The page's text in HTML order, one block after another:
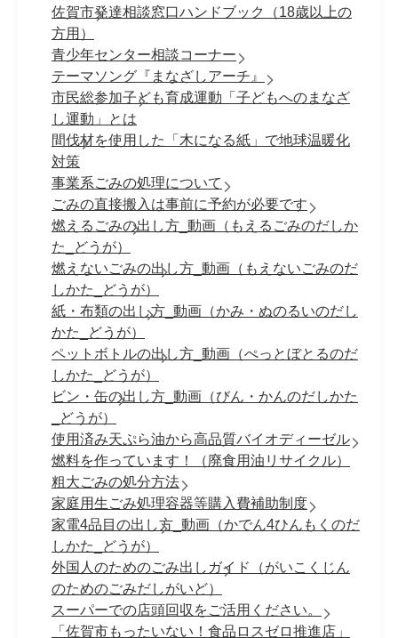
佐賀市発達相談窓口ハンドブック（18歳以上の
方用）
青少年センター相談コーナー
テーマソング『まなざしアーチ』
市民総参加子ども育成運動「子どもへのまなざ
し運動」とは
間伐材を使用した「木になる紙」で地球温暖化
対策
事業系ごみの処理について
ごみの直接搬入は事前に予約が必要です
燃えるごみの出し方_動画（もえるごみのだしか
た_どうが）
燃えないごみの出し方_動画（もえないごみのだ
しかた_どうが）
紙・布類の出し方_動画（かみ・ぬのるいのだし
かた_どうが）
ペットボトルの出し方_動画（ぺっとぼとるのだ
しかた_どうが）
ビン・缶の出し方_動画（びん・かんのだしかた
_どうが）
使用済み天ぷら油から高品質バイオディーゼル
燃料を作っています！（廃食用油リサイクル）
粗大ごみの処分方法
家庭用生ごみ処理容器等購入費補助制度
家電4品目の出し方_動画（かでん4ひんもくのだ
しかた_どうが）
外国人のためのごみ出しガイド（がいこくじん
のためのごみだしがいど）
スーパーでの店頭回収をご活用ください。
「佐賀市もったいない！食品ロスゼロ推進店」